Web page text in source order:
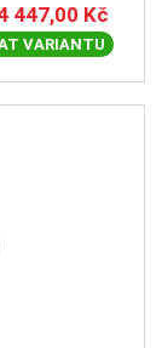
447,00 Kč
VARIANTU